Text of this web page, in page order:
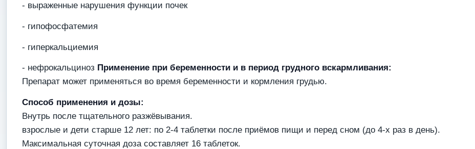
- выраженные нарушения функции почек
- гипофосфатемия
- гиперкальциемия
- нефрокальциноз Применение при беременности и в период грудного вскармливания:
Препарат может применяться во время беременности и кормления грудью.
Способ применения и дозы:
Внутрь после тщательного разжёвывания.
взрослые и дети старше 12 лет: по 2-4 таблетки после приёмов пищи и перед сном (до 4-х раз в день).
Максимальная суточная доза составляет 16 таблеток.